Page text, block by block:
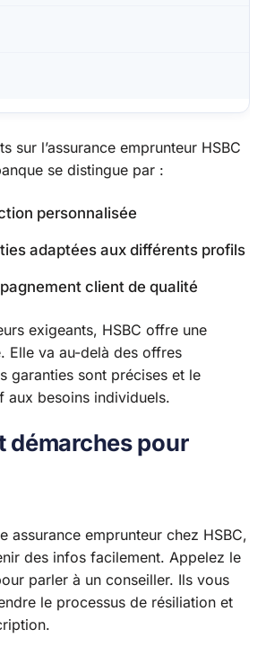
sur l’assurance emprunteur HSBC
se distingue par :
personnalisée
adaptées aux différents profils
client de qualité
exigeants, HSBC offre une
Elle va au-delà des offres
garanties sont précises et le
aux besoins individuels.
démarches pour
assurance emprunteur chez HSBC,
des infos facilement. Appelez le
parler à un conseiller. Ils vous
le processus de résiliation et